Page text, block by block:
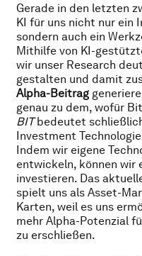
Gerade in den letzten
KI für uns nicht nur ein
sondern auch ein
Mithilfe von KI-
wir unser Research
gestalten und damit
Alpha-Beitrag
genau zu dem, wofür
BITbedeutet
Investment
Indem wir eigene
entwickeln, können wir
investieren. Das
spielt uns als Asset-
Karten, weil es uns
mehr Alpha-Potenzial
zu erschließen.